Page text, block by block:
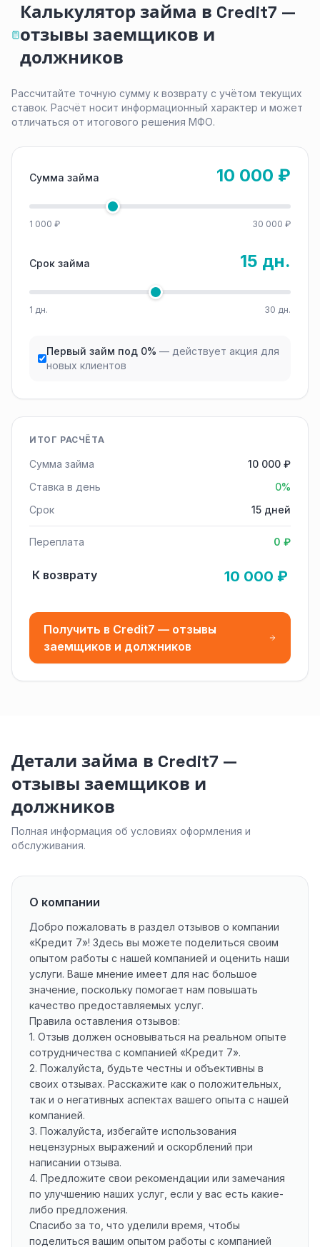
Калькулятор займа в Credit7 —
отзывы заемщиков и
должников
Рассчитайте точную сумму к возврату с учётом текущих
ставок. Расчёт носит информационный характер и может
отличаться от итогового решения МФО.
Сумма займа 10 000 ₽
1 000 ₽ 30 000 ₽
Срок займа 15 дн.
1 дн. 30 дн.
Первый займ под 0% — действует акция для
новых клиентов
ИТОГ РАСЧЁТА
Сумма займа
10 000 ₽
Ставка в день
0%
Срок
15 дней
Переплата 0 ₽
К возврату 10 000 ₽
Получить в Credit7 — отзывы
заемщиков и должников
Детали займа в Credit7 —
отзывы заемщиков и
должников
Полная информация об условиях оформления и
обслуживания.
О компании
Добро пожаловать в раздел отзывов о компании
«Кредит 7»! Здесь вы можете поделиться своим
опытом работы с нашей компанией и оценить наши
услуги. Ваше мнение имеет для нас большое
значение, поскольку помогает нам повышать
качество предоставляемых услуг.
Правила оставления отзывов:
1. Отзыв должен основываться на реальном опыте
сотрудничества с компанией «Кредит 7».
2. Пожалуйста, будьте честны и объективны в
своих отзывах. Расскажите как о положительных,
так и о негативных аспектах вашего опыта с нашей
компанией.
3. Пожалуйста, избегайте использования
нецензурных выражений и оскорблений при
написании отзыва.
4. Предложите свои рекомендации или замечания
по улучшению наших услуг, если у вас есть какие-
либо предложения.
Спасибо за то, что уделили время, чтобы
поделиться вашим опытом работы с компанией